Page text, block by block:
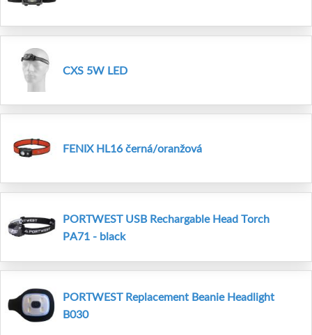
CXS 5W LED
FENIX HL16 černá/oranžová
PORTWEST USB Rechargable Head Torch
PA71 - black
PORTWEST Replacement Beanie Headlight
B030